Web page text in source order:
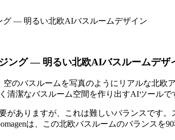
グ — 明るい北欧AIバスルームデザイン
ング — 明るい北欧AIバスルームデザ
空のバスルームを写真のようにリアルな北
潔なバスルーム空間を作り出すAIツールで
がありますが、これは難しいバランスです
は、この北欧バスルームのバランスを